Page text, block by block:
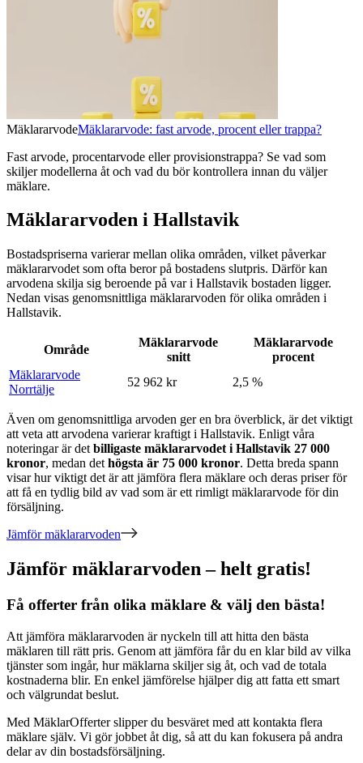
MäklararvodeMäklararvode: fast arvode, procent eller trappa?
Fast arvode, procentarvode eller provisionstrappa? Se vad som
skiljer modellerna åt och vad du bör kontrollera innan du väljer
mäklare.
Mäklararvoden i Hallstavik
Bostadspriserna varierar mellan olika områden, vilket påverkar
mäklararvodet som ofta beror på bostadens slutpris. Därför kan
arvodena skilja sig beroende på vari Hallstavik bostaden ligger.
Nedan visas genomsnittliga mäklararvoden för olika områden i
Hallstavik.
Område
Mäklararvode
snitt
Mäklararvode
procent
Mäklararvode
Norrtälje
52 962 kr 2,5 %
Även om genomsnittliga arvoden ger en bra överblick, är det viktigt
att veta att arvodena varierar kraftigt i Hallstavik. Enligt våra
noteringar är det billigaste mäklararvodet i Hallstavik 27 000
kronor, medan det högsta är 75 000 kronor. Detta breda spann
visar hur viktigt det är att jämföra flera mäklare och deras priser för
att få en tydlig bild av vad som är ett rimligt mäklararvode för din
försäljning.
Jämför mäklararvoden
Jämför mäklararvoden – helt gratis!
Få offerter från olika mäklare & välj den bästa!
Att jämföra mäklararvoden är nyckeln till att hitta den bästa
mäklaren till rätt pris. Genom att jämföra får du en klar bild av vilka
tjänster som ingår, hur mäklarna skiljer sig åt, och vad de totala
kostnaderna blir. En enkel jämförelse hjälper dig att fatta ett smart
och välgrundat beslut.
Med MäklarOfferter slipper du besväret med att kontakta flera
mäklare själv. Vi gör jobbet åt dig, så att du kan fokusera på andra
delar av din bostadsförsäljning.